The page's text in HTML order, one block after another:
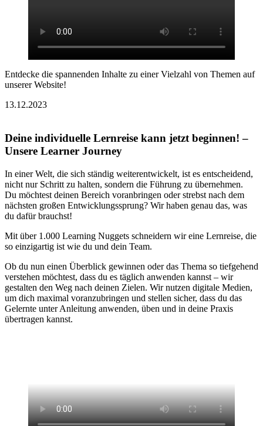
Entdecke die spannenden Inhalte zu einer Vielzahl von Themen auf
unserer Website!
13.12.2023
Deine individuelle Lernreise kann jetzt beginnen! –
Unsere Learner Journey
In einer Welt, die sich ständig weiterentwickelt, ist es entscheidend,
nicht nur Schritt zu halten, sondern die Führung zu übernehmen.
Du möchtest deinen Bereich voranbringen oder strebst nach dem
nächsten großen Entwicklungssprung? Wir haben genau das, was
du dafür brauchst!
Mit über 1.000 Learning Nuggets schneidern wir eine Lernreise, die
so einzigartig ist wie du und dein Team.
Ob du nun einen Überblick gewinnen oder das Thema so tiefgehend
verstehen möchtest, dass du es täglich anwenden kannst – wir
gestalten den Weg nach deinen Zielen. Wir nutzen digitale Medien,
um dich maximal voranzubringen und stellen sicher, dass du das
Gelernte unter Anleitung anwenden, üben und in deine Praxis
übertragen kannst.